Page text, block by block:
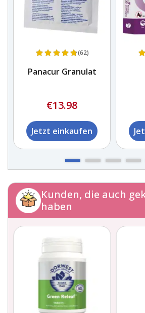
(62)
Panacur Granulat
€13.98
Jetzt einkaufen
Kunden, die auch
haben